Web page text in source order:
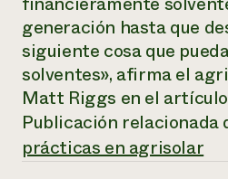
generación hasta que
siguiente cosa que
solventes», afirma el
Matt Riggs en el
Publicación relacionada
prácticas en agrisolar